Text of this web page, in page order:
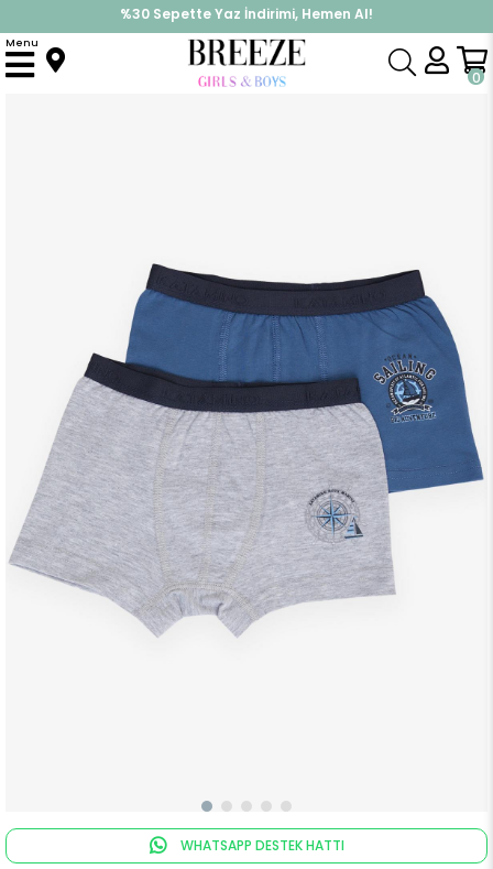
%30 Sepette Yaz İndirimi, Hemen Al!
İndirimlere ek %10 İndirimi Kap, Hemen Üye Ol!
0
Menu
Anasayfa Pijama & İç Giyim ERKEK İç Giyim
WHATSAPP DESTEK HATTI